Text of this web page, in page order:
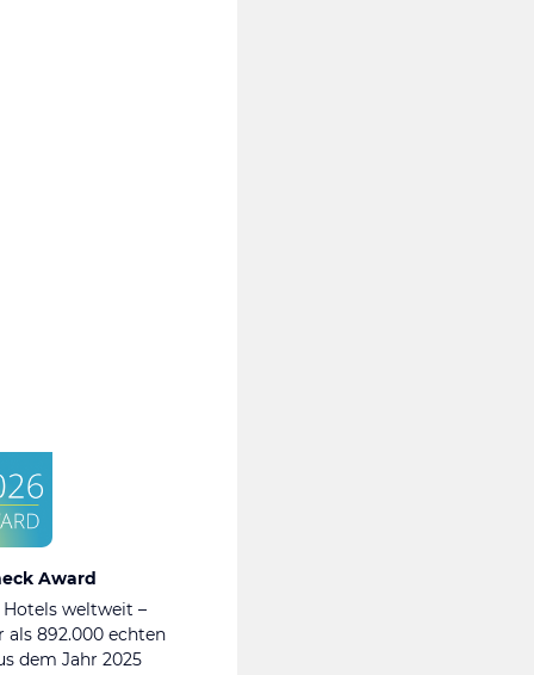
Award
weltweit –
als 892.000 echten
dem Jahr 2025